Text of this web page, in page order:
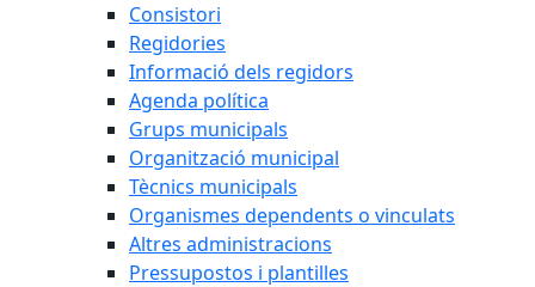
Consistori
Regidories
Informació dels regidors
Agenda política
Grups municipals
Organització municipal
Tècnics municipals
Organismes dependents o vinculats
Altres administracions
Pressupostos i plantilles